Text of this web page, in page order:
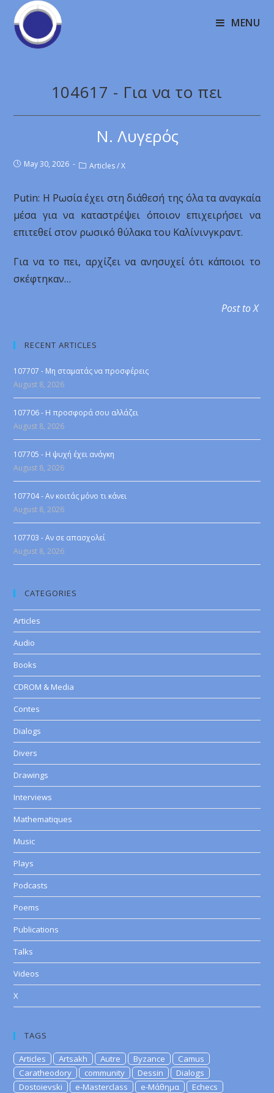
MENU
104617 - Για να το πει
Ν. Λυγερός
May 30, 2026 Articles / X
Putin: Η Ρωσία έχει στη διάθεσή της όλα τα αναγκαία
μέσα για να καταστρέψει όποιον επιχειρήσει να
επιτεθεί στον ρωσικό θύλακα του Καλίνινγκραντ.
Για να το πει, αρχίζει να ανησυχεί ότι κάποιοι το
σκέφτηκαν…
Post to X
RECENT ARTICLES
107707 - Μη σταματάς να προσφέρεις
August 8, 2026
107706 - Η προσφορά σου αλλάζει
August 8, 2026
107705 - Η ψυχή έχει ανάγκη
August 8, 2026
107704 - Αν κοιτάς μόνο τι κάνει
August 8, 2026
107703 - Αν σε απασχολεί
August 8, 2026
CATEGORIES
Articles
Audio
Books
CDROM & Media
Contes
Dialogs
Divers
Drawings
Interviews
Mathematiques
Music
Plays
Podcasts
Poems
Publications
Talks
Videos
X
TAGS
Articles Artsakh Autre Byzance
Camus
Caratheodory
community Dessin
Dialogs
Dostoievski
e-Masterclass e-Μάθημα
Echecs